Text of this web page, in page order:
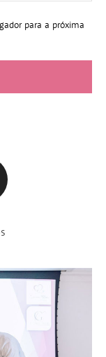
para a próxima